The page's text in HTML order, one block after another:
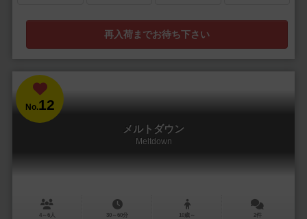
再入荷までお待ち下さい
No.12
メルトダウン
Meltdown
4～6人 30～60分 10歳～ 2件